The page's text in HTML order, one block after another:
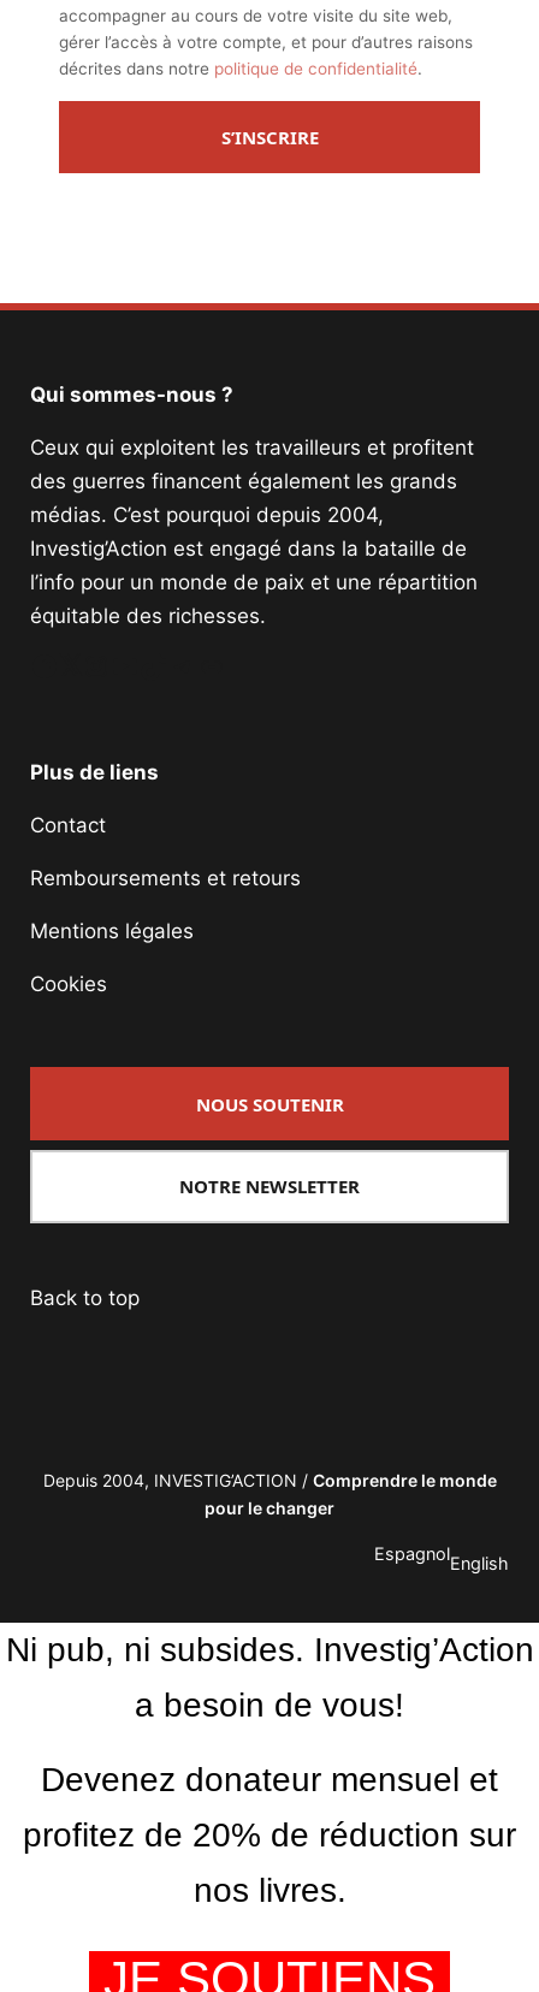
accompagner au cours de votre visite du site web,
gérer l’accès à votre compte, et pour d’autres raisons
décrites dans notre politique de confidentialité.
S’INSCRIRE
Qui sommes-nous ?
Ceux qui exploitent les travailleurs et profitent
des guerres financent également les grands
médias. C’est pourquoi depuis 2004,
Investig’Action est engagé dans la bataille de
l’info pour un monde de paix et une répartition
équitable des richesses.
Plus de liens
Contact
Remboursements et retours
Mentions légales
Cookies
NOUS SOUTENIR
NOTRE NEWSLETTER
Back to top
Depuis 2004, INVESTIG’ACTION / Comprendre le monde
pour le changer
EspagnolEnglish
Ni pub, ni subsides. Investig’Action
a besoin de vous!
Devenez donateur mensuel et
profitez de 20% de réduction sur
nos livres.
JE SOUTIENS